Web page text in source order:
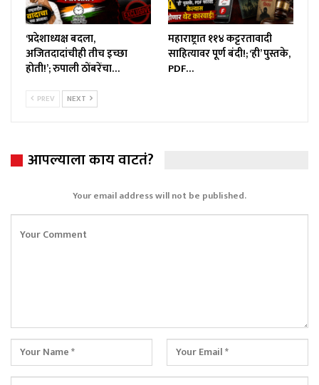
‘प्रदेशाध्यक्ष बदला,
अजितदादांचीही तीच इच्छा
होती!’; रुपाली ठोंबरेंचा…
महाराष्ट्रात ११४ कट्टरतावादी
साहित्यावर पूर्ण बंदी!; ‘ही’ पुस्तके,
PDF…
PREV NEXT
आपल्याला काय वाटतं?
Your email address will not be published.